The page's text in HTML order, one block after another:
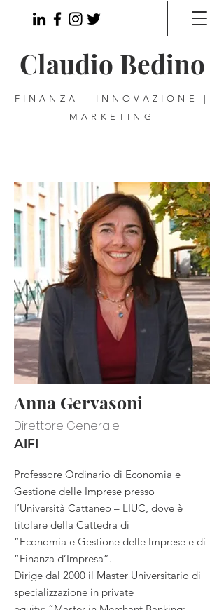
Claudio Bedino
FINANZA | INNOVAZIONE |
MARKETING
Anna Gervasoni
Direttore Generale
Professore Ordinario di Economia e
Gestione delle Imprese presso
l’Università Cattaneo – LIUC, dove è
titolare della Cattedra di
“Economia e Gestione delle Imprese e di
“Finanza d’Impresa”.
Dirige dal 2000 il Master Universitario di
specializzazione in private
AIFI